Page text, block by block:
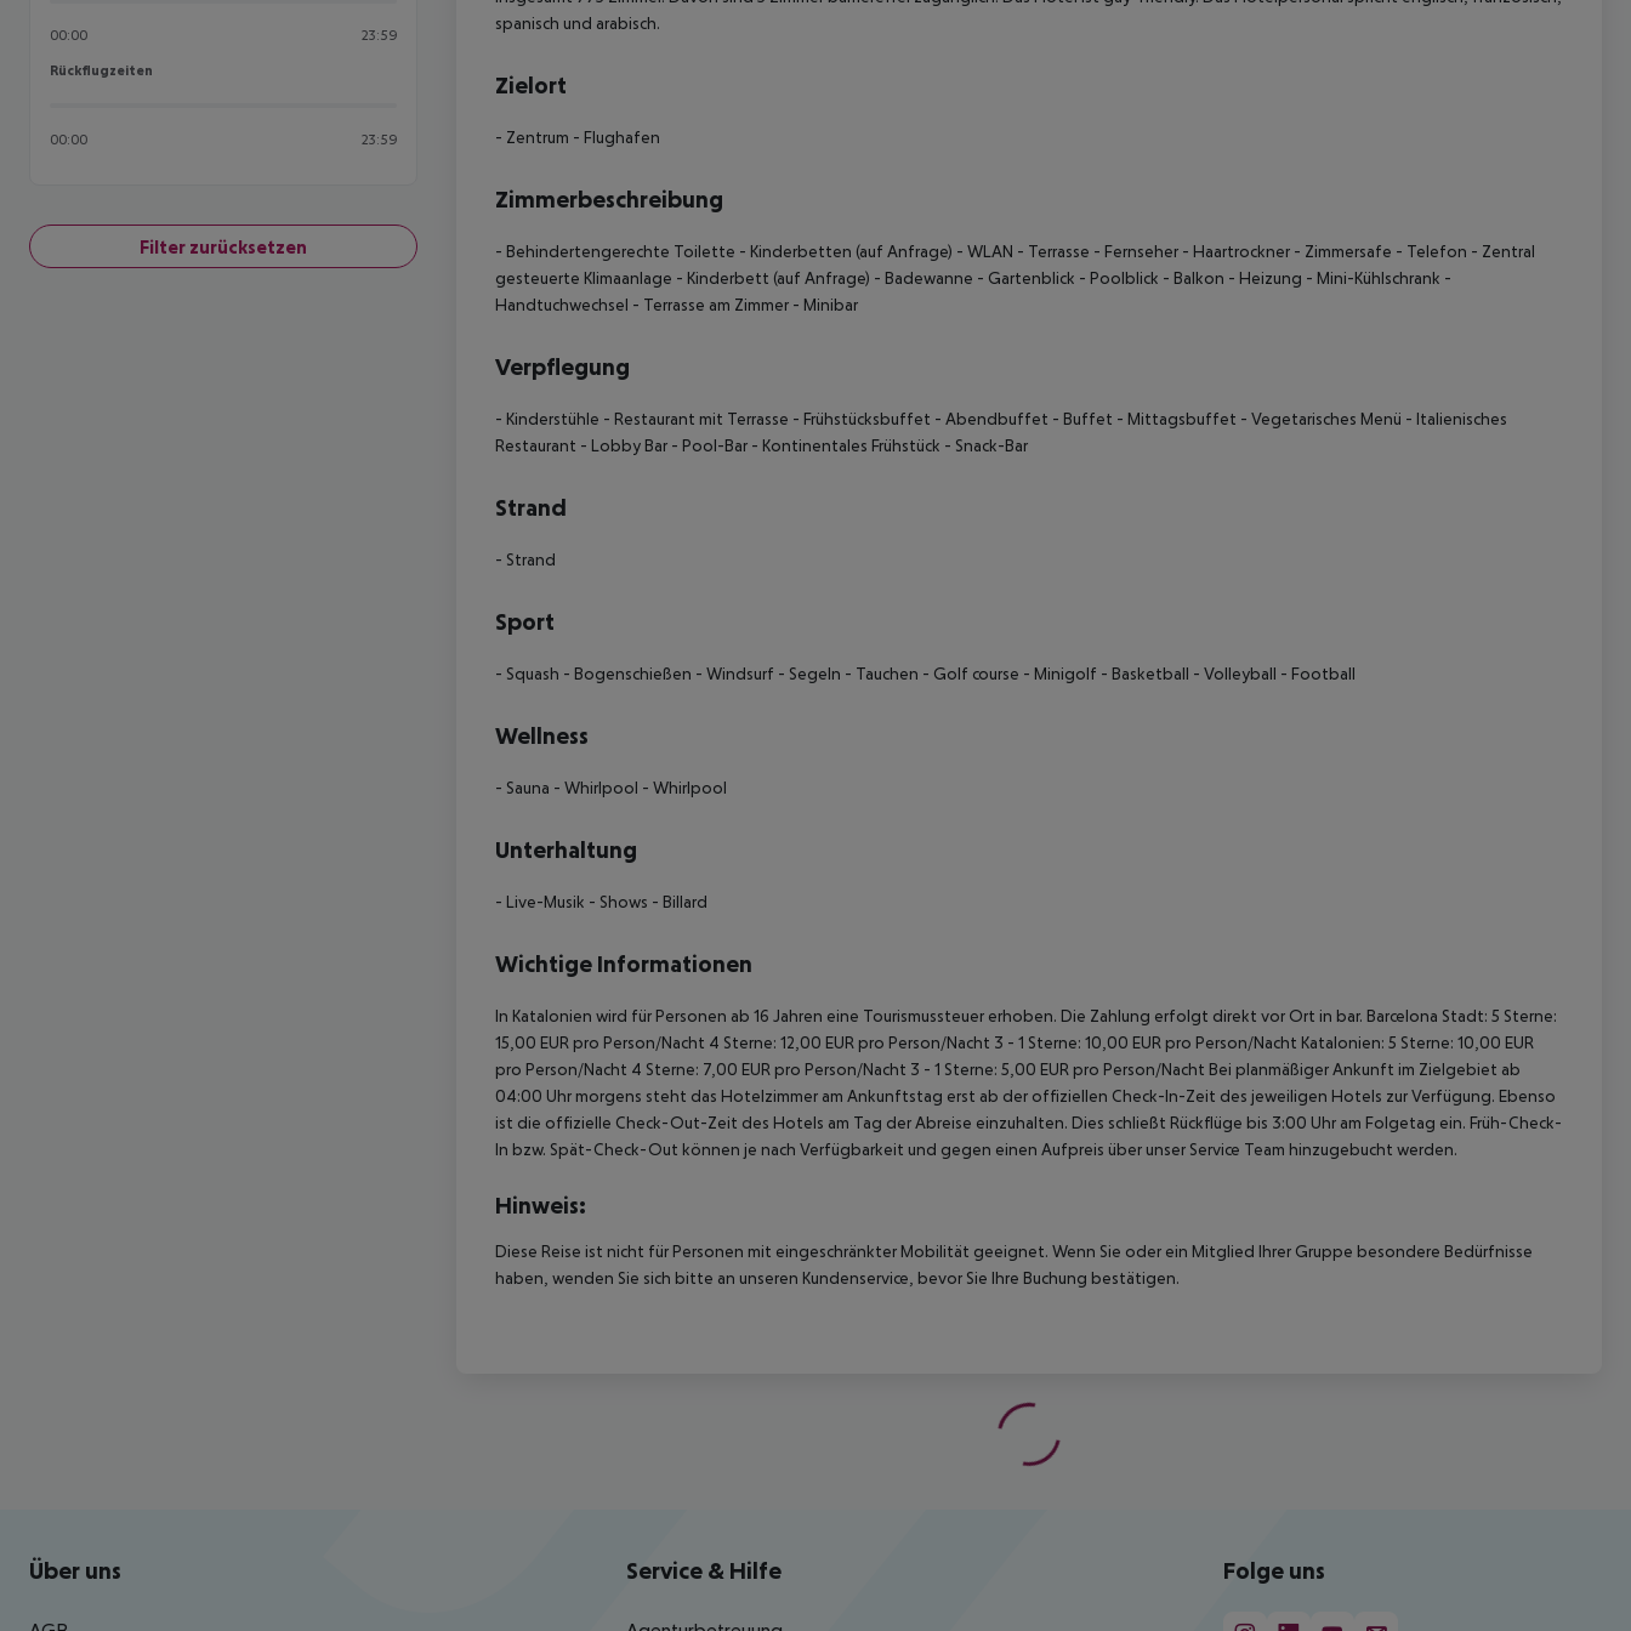
00:00 23:59
Rückflugzeiten
Rückflugzeiten
00:00 23:59
Filter zurücksetzen
spanisch und arabisch.
Zielort
- Zentrum - Flughafen
Zimmerbeschreibung
- Behindertengerechte Toilette - Kinderbetten (auf Anfrage) - WLAN - Terrasse - Fernseher - Haartrockner - Zimmersafe - Telefon - Zentral
gesteuerte Klimaanlage - Kinderbett (auf Anfrage) - Badewanne - Gartenblick - Poolblick - Balkon - Heizung - Mini-Kühlschrank -
Handtuchwechsel - Terrasse am Zimmer - Minibar
Verpflegung
- Kinderstühle - Restaurant mit Terrasse - Frühstücksbuffet - Abendbuffet - Buffet - Mittagsbuffet - Vegetarisches Menü - Italienisches
Restaurant - Lobby Bar - Pool-Bar - Kontinentales Frühstück - Snack-Bar
Strand
- Strand
Sport
- Squash - Bogenschießen - Windsurf - Segeln - Tauchen - Golf course - Minigolf - Basketball - Volleyball - Football
Wellness
- Sauna - Whirlpool - Whirlpool
Unterhaltung
- Live-Musik - Shows - Billard
Wichtige Informationen
In Katalonien wird für Personen ab 16 Jahren eine Tourismussteuer erhoben. Die Zahlung erfolgt direkt vor Ort in bar. Barcelona Stadt: 5 Sterne:
15,00 EUR pro Person/Nacht 4 Sterne: 12,00 EUR pro Person/Nacht 3 - 1 Sterne: 10,00 EUR pro Person/Nacht Katalonien: 5 Sterne: 10,00 EUR
pro Person/Nacht 4 Sterne: 7,00 EUR pro Person/Nacht 3 - 1 Sterne: 5,00 EUR pro Person/Nacht Bei planmäßiger Ankunft im Zielgebiet ab
04:00 Uhr morgens steht das Hotelzimmer am Ankunftstag erst ab der offiziellen Check-In-Zeit des jeweiligen Hotels zur Verfügung. Ebenso
ist die offizielle Check-Out-Zeit des Hotels am Tag der Abreise einzuhalten. Dies schließt Rückflüge bis 3:00 Uhr am Folgetag ein. Früh-Check-
In bzw. Spät-Check-Out können je nach Verfügbarkeit und gegen einen Aufpreis über unser Service Team hinzugebucht werden.
Hinweis:
Diese Reise ist nicht für Personen mit eingeschränkter Mobilität geeignet. Wenn Sie oder ein Mitglied Ihrer Gruppe besondere Bedürfnisse
haben, wenden Sie sich bitte an unseren Kundenservice, bevor Sie Ihre Buchung bestätigen.
Footer navigation
Über uns Service & Hilfe Folge uns